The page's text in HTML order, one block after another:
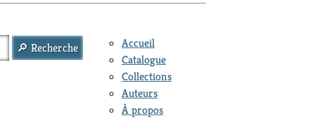
Accueil
Catalogue
Collections
Auteurs
À propos